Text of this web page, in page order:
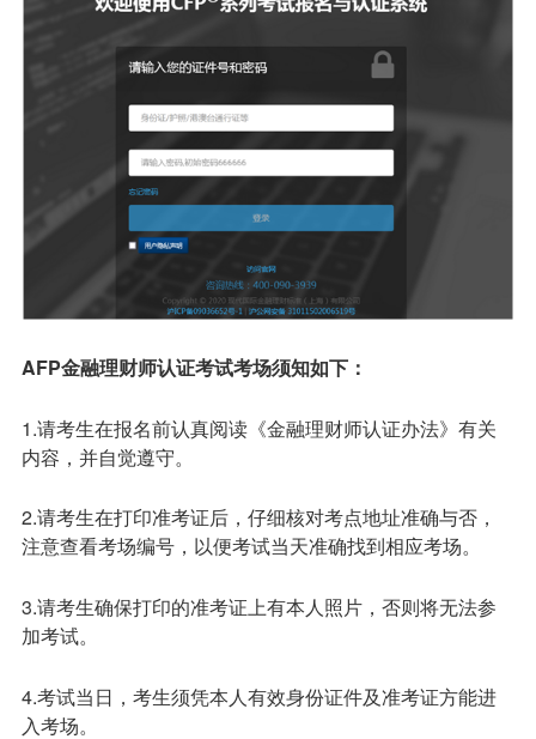
AFP金融理财师认证考试考场须知如下：
1.请考生在报名前认真阅读《金融理财师认证办法》有关
内容，并自觉遵守。
2.请考生在打印准考证后，仔细核对考点地址准确与否，
注意查看考场编号，以便考试当天准确找到相应考场。
3.请考生确保打印的准考证上有本人照片，否则将无法参
加考试。
4.考试当日，考生须凭本人有效身份证件及准考证方能进
入考场。